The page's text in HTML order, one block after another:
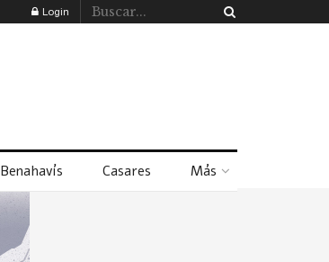
Login
Benahavís Casares Más